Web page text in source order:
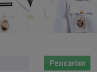
Pencarian